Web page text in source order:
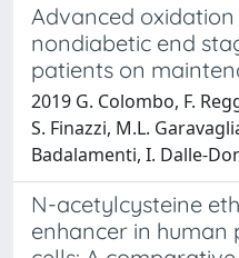
Advanced
nondiabetic end
patients on
2019 G. Colombo, F.
S. Finazzi, M.L.
Badalamenti, I. Dalle-
N-acetylcysteine
enhancer in